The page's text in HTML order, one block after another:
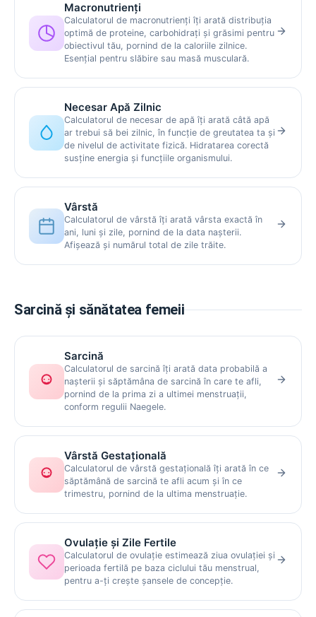
Macronutrienți
Calculatorul de macronutrienți îți arată distribuția
optimă de proteine, carbohidrați și grăsimi pentru
obiectivul tău, pornind de la caloriile zilnice.
Esențial pentru slăbire sau masă musculară.
Necesar Apă Zilnic
Calculatorul de necesar de apă îți arată câtă apă
ar trebui să bei zilnic, în funcție de greutatea ta și
de nivelul de activitate fizică. Hidratarea corectă
susține energia și funcțiile organismului.
Vârstă
Calculatorul de vârstă îți arată vârsta exactă în
ani, luni și zile, pornind de la data nașterii.
Afișează și numărul total de zile trăite.
Sarcină și sănătatea femeii
Sarcină
Calculatorul de sarcină îți arată data probabilă a
nașterii și săptămâna de sarcină în care te afli,
pornind de la prima zi a ultimei menstruații,
conform regulii Naegele.
Vârstă Gestațională
Calculatorul de vârstă gestațională îți arată în ce
săptămână de sarcină te afli acum și în ce
trimestru, pornind de la ultima menstruație.
Ovulație și Zile Fertile
Calculatorul de ovulație estimează ziua ovulației și
perioada fertilă pe baza ciclului tău menstrual,
pentru a-ți crește șansele de concepție.